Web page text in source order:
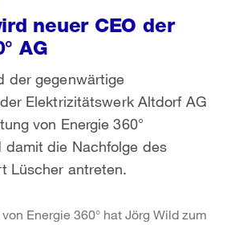
neuer CEO der
AG
der gegenwärtige
Elektrizitätswerk Altdorf AG
von Energie 360°
damit die Nachfolge des
Lüscher antreten.
Energie 360° hat Jörg Wild zum